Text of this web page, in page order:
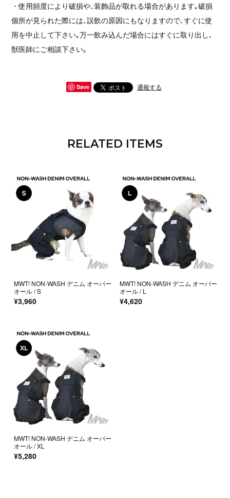
・使用頻度により破損や､装飾品が取れる場合があります｡破損
個所が見られた際には､誤飲の原因にもなりますので､すぐに使
用を中止して下さい｡万一飲み込んだ場合にはすぐに取り出し､
獣医師にご相談下さい｡
Save 通報する
RELATED ITEMS
MWT! NON-WASH デニム オーバー
オール / S
¥3,960
MWT! NON-WASH デニム オーバー
オール / L
¥4,620
MWT! NON-WASH デニム オーバー
オール / XL
¥5,280